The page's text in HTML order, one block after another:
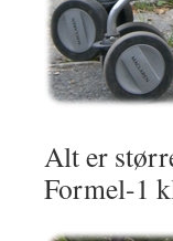
Alt er
Formel-1